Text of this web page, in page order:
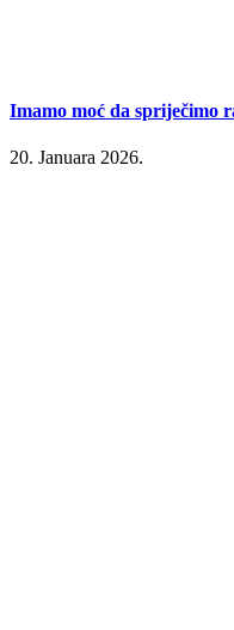
Imamo moć da spriječimo
20. Januara 2026.